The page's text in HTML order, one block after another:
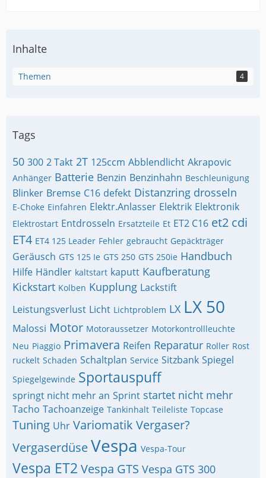
Inhalte
Themen 4
Tags
50 300 2 Takt 2T 125ccm Abblendlicht Akrapovic
Anhänger Batterie Benzin Benzinhahn Beschleunigung
Blinker Bremse C16 defekt Distanzring drosseln
E-Choke Einfahren Elektr.Anlasser Elektrik Elektronik
Elektrostart Entdrosseln Ersatzteile Et ET2 C16 et2 cdi
ET4 ET4 125 Leader Fehler gebraucht Gepäckträger
Geräusch GTS 125 Ie GTS 250 GTS 250ie Handbuch
Hilfe Händler kaltstart kaputt Kaufberatung
Kickstart Kolben Kupplung Lackstift
Leistungsverlust Licht Lichtproblem LX LX 50
Malossi Motor Motoraussetzer Motorkontrollleuchte
Neu Piaggio Primavera Reifen Reparatur Roller Rost
ruckelt Schaden Schaltplan Service Sitzbank Spiegel
Spiegelgewinde Sportauspuff
springt nicht mehr an Sprint startet nicht mehr
Tacho Tachoanzeige Tankinhalt Teileliste Topcase
Tuning Uhr Variomatik Vergaser?
VergaserdüseVespa Vespa-Tour
Vespa ET2 Vespa GTS Vespa GTS 300